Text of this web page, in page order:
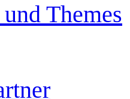
Themes